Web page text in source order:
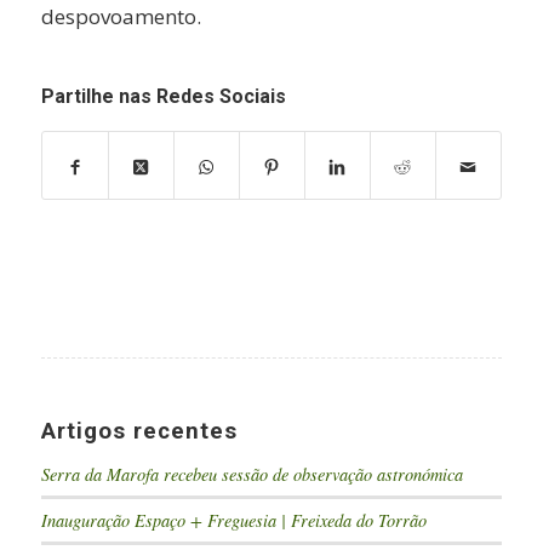
despovoamento.
Partilhe nas Redes Sociais
Artigos recentes
Serra da Marofa recebeu sessão de observação astronómica
Inauguração Espaço + Freguesia | Freixeda do Torrão